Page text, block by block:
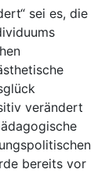
sei es, die
verändert
bereits vor